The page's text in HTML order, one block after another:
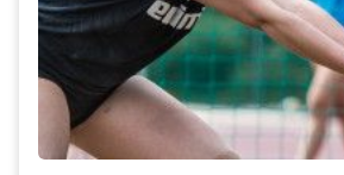
Organisation